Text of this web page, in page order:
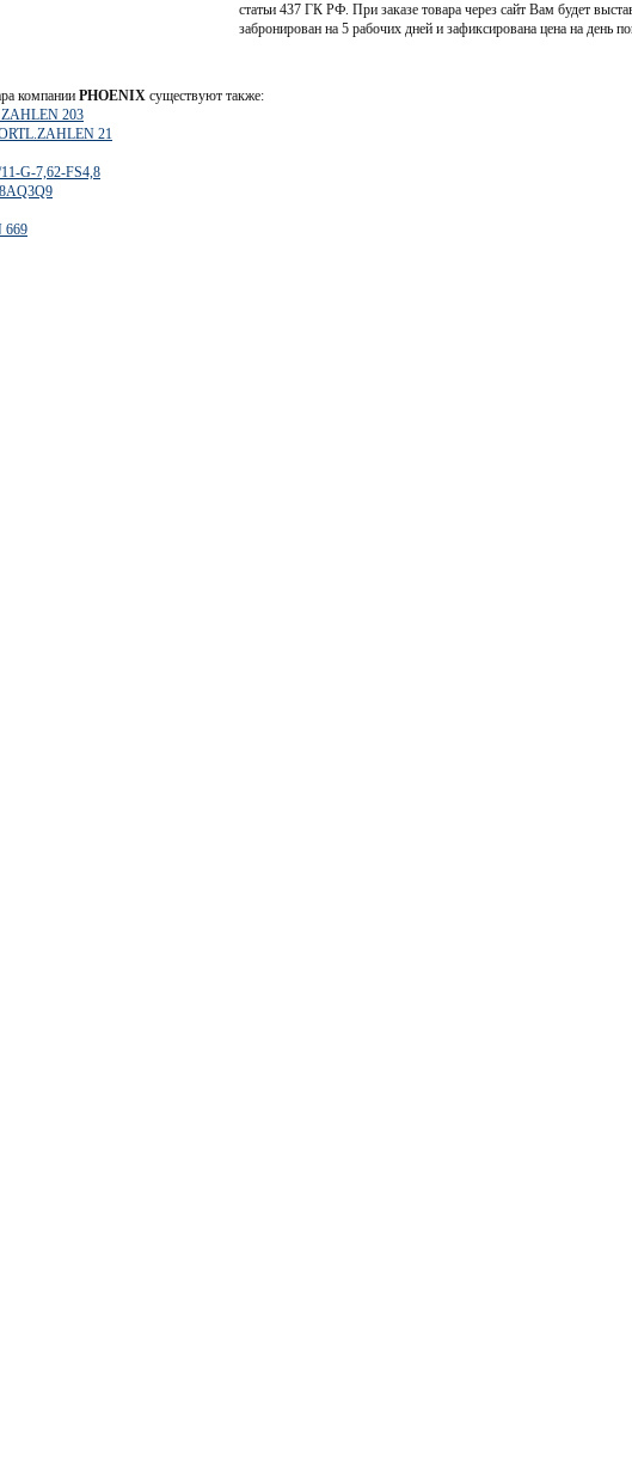
статьи 437 ГК РФ. При заказе товара через сайт Вам будет
забронирован на 5 рабочих дней и зафиксирована цена на день
компании PHOENIX существуют также:
203
21
G-7,62-FS4,8
669